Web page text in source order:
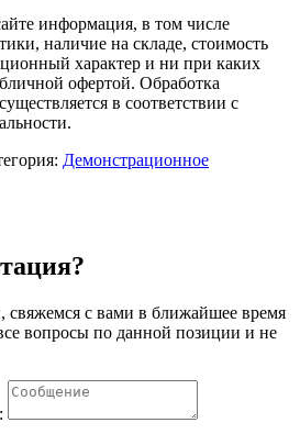
информация, в том числе
наличие на складе, стоимость
характер и ни при каких
офертой. Обработка
в соответствии с
Демонстрационное
свяжемся с вами в ближайшее время
вопросы по данной позиции и не